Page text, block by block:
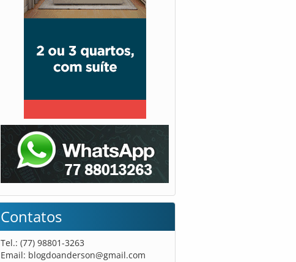
Contatos
Tel.: (77) 98801-3263
Email: blogdoanderson@gmail.com